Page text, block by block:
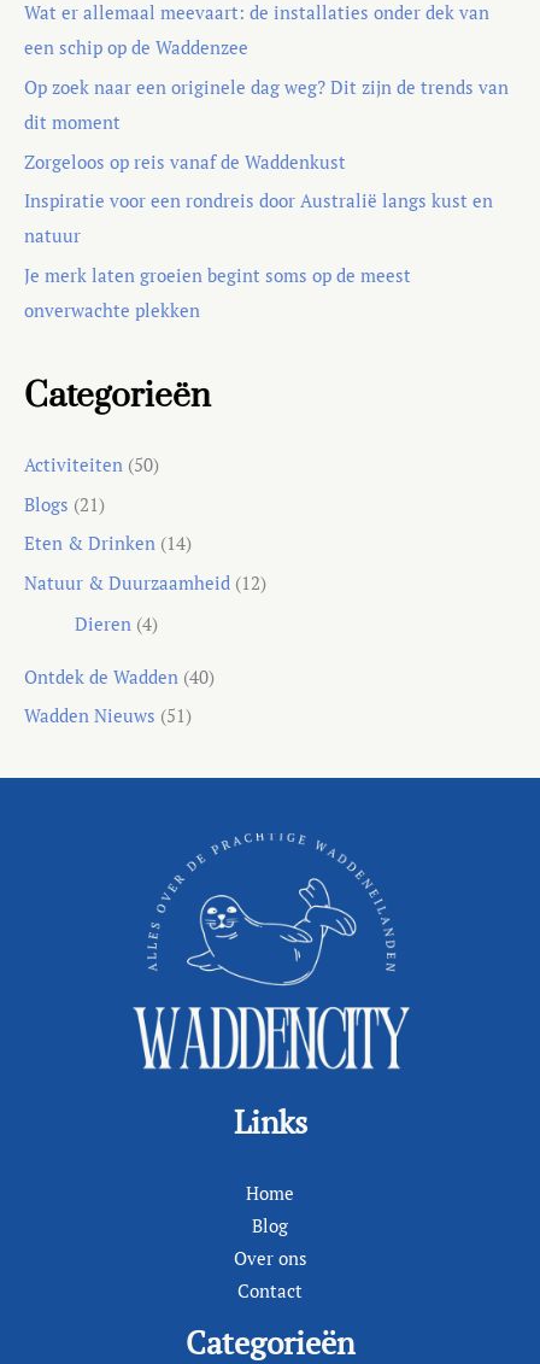
Wat er allemaal meevaart: de installaties onder dek van
een schip op de Waddenzee
Op zoek naar een originele dag weg? Dit zijn de trends van
dit moment
Zorgeloos op reis vanaf de Waddenkust
Inspiratie voor een rondreis door Australië langs kust en
natuur
Je merk laten groeien begint soms op de meest
onverwachte plekken
Categorieën
Activiteiten (50)
Blogs (21)
Eten & Drinken (14)
Natuur & Duurzaamheid (12)
Dieren(4)
Ontdek de Wadden (40)
Wadden Nieuws (51)
Links
Home
Blog
Over ons
Contact
Categorieën